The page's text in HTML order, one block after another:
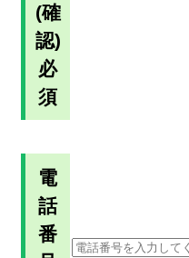
(確
認)
必
須
電
話
番